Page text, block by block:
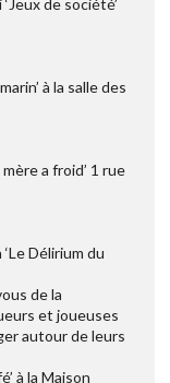
à la salle des
a froid’ 1 rue
Délirium du
de la
et joueuses
autour de leurs
à la Maison